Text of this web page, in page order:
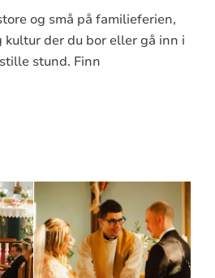
og små på familieferien,
kultur der du bor eller gå inn i
stund. Finn